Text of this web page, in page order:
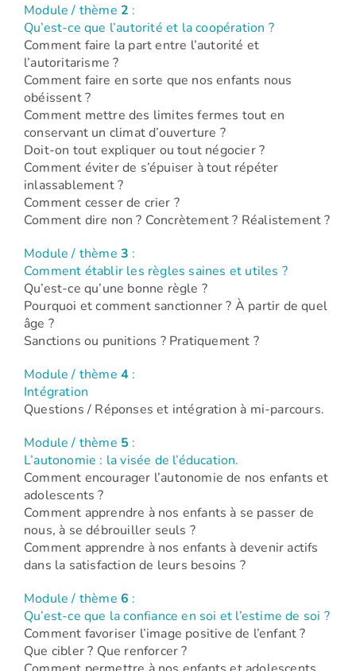
Module / thème 2 :
Qu’est-ce que l’autorité et la coopération ?
Comment faire la part entre l’autorité et
l’autoritarisme ?
Comment faire en sorte que nos enfants nous
obéissent ?
Comment mettre des limites fermes tout en
conservant un climat d’ouverture ?
Doit-on tout expliquer ou tout négocier ?
Comment éviter de s’épuiser à tout répéter
inlassablement ?
Comment cesser de crier ?
Comment dire non ? Concrètement ? Réalistement ?
Module / thème 3 :
Comment établir les règles saines et utiles ?
Qu’est-ce qu’une bonne règle ?
Pourquoi et comment sanctionner ? À partir de quel
âge ?
Sanctions ou punitions ? Pratiquement ?
Module / thème 4 :
Intégration
Questions / Réponses et intégration à mi-parcours.
Module / thème 5 :
L’autonomie : la visée de l’éducation.
Comment encourager l’autonomie de nos enfants et
adolescents ?
Comment apprendre à nos enfants à se passer de
nous, à se débrouiller seuls ?
Comment apprendre à nos enfants à devenir actifs
dans la satisfaction de leurs besoins ?
Module / thème 6 :
Qu’est-ce que la confiance en soi et l’estime de soi ?
Comment favoriser l’image positive de l’enfant ?
Que cibler ? Que renforcer ?